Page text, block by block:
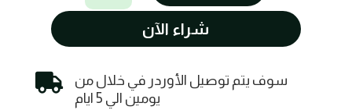
أون
طبيعي
شراء الآن

سوف يتم توصيل الأوردر في خلال من
يومين الي 5 ايام